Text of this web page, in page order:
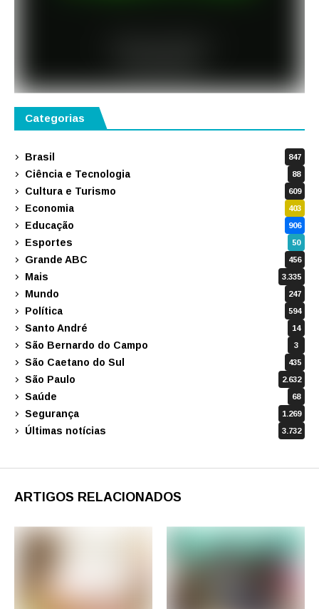
Categorias
Brasil 847
Ciência e Tecnologia 88
Cultura e Turismo 609
Economia 403
Educação 906
Esportes 50
Grande ABC 456
Mais 3.335
Mundo 247
Política 594
Santo André 14
São Bernardo do Campo 3
São Caetano do Sul 435
São Paulo 2.632
Saúde 68
Segurança 1.269
Últimas notícias 3.732
ARTIGOS RELACIONADOS